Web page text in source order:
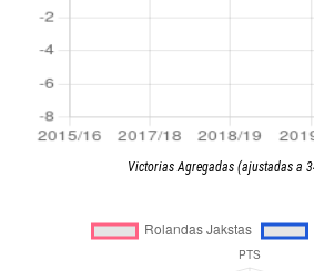
Victorias Agregadas (ajustadas a